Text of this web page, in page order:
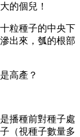
的個兒！
粒種子的中央下
出來，瓠的根部
高產？
播種前對種子處
（視種子數量多